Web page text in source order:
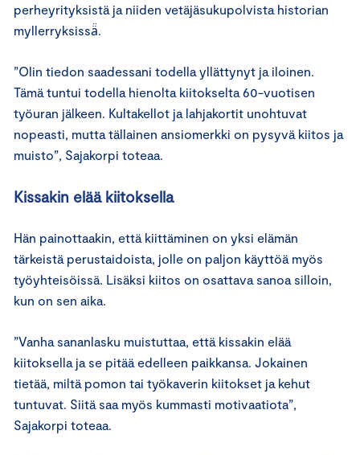
perheyrityksistä ja niiden vetäjäsukupolvista historian
myllerryksissä̈.
”Olin tiedon saadessani todella yllättynyt ja iloinen.
Tämä tuntui todella hienolta kiitokselta 60-vuotisen
työuran jälkeen. Kultakellot ja lahjakortit unohtuvat
nopeasti, mutta tällainen ansiomerkki on pysyvä kiitos ja
muisto”, Sajakorpi toteaa.
Kissakin elää kiitoksella
Hän painottaakin, että kiittäminen on yksi elämän
tärkeistä perustaidoista, jolle on paljon käyttöä myös
työyhteisöissä. Lisäksi kiitos on osattava sanoa silloin,
kun on sen aika.
”Vanha sananlasku muistuttaa, että kissakin elää
kiitoksella ja se pitää edelleen paikkansa. Jokainen
tietää, miltä pomon tai työkaverin kiitokset ja kehut
tuntuvat. Siitä saa myös kummasti motivaatiota”,
Sajakorpi toteaa.